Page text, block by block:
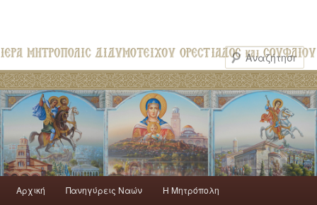
Αρχική Πανηγύρεις Ναών H Mητρόπολη